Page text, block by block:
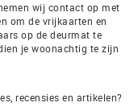
wij contact op met
om de vrijkaarten en
op de deurmat te
je woonachtig te zijn
recensies en artikelen?